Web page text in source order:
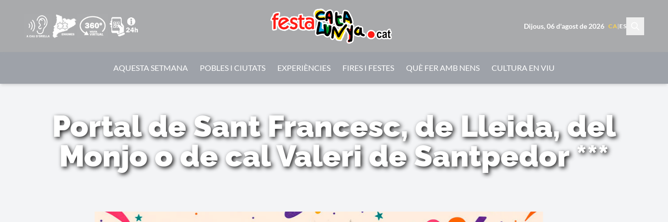
Dijous, 06 d'agost de 2026 CA| ES
AQUESTA SETMANA POBLES I CIUTATS EXPERIÈNCIES FIRES I FESTES QUÈ FER AMB NENS CULTURA EN VIU
Portal de Sant Francesc, de Lleida, del
Monjo o de cal Valeri de Santpedor ***